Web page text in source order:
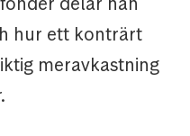
hur ett konträrt
meravkastning